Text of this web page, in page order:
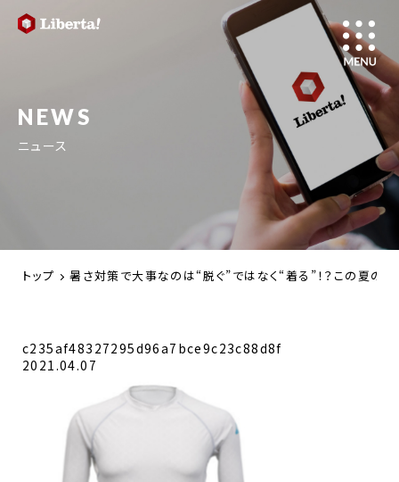
NEWS
ニュース
トップ 暑さ対策で大事なのは“脱ぐ”ではなく“着る”！？この夏の
c235af48327295d96a7bce9c23c88d8f
2021.04.07